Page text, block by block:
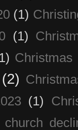
(1)
(1)
Christmas
(2)
(1)
church